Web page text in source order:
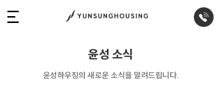
윤성 소식
윤성하우징의 새로운 소식을 알려드립니다.